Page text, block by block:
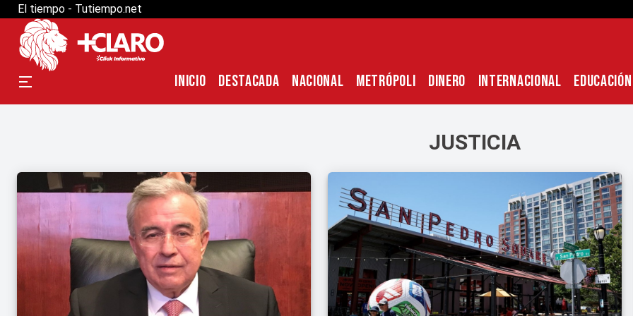
El tiempo - Tutiempo.net
INICIO DESTACADA NACIONAL METRÓPOLI DINERO INTERNACIONAL EDUCACIÓN
JUSTICIA